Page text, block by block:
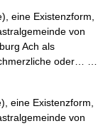
eine Existenzform,
von
Ach als
oder… …
eine Existenzform,
von